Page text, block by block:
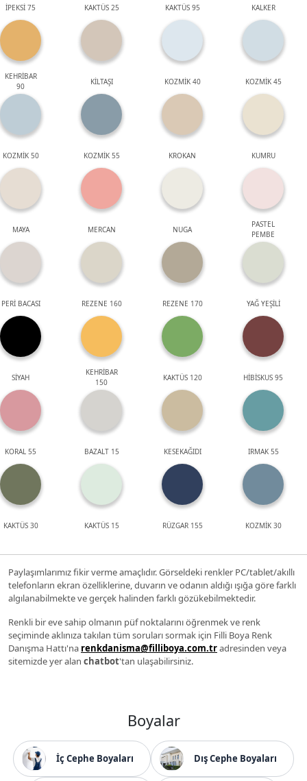
İPEKSİ 75 KAKTÜS 25 KAKTÜS 95 KALKER
KEHRİBAR
90
KİLTAŞI KOZMİK 40 KOZMİK 45
KOZMİK 50 KOZMİK 55 KROKAN KUMRU
MAYA MERCAN NUGA
PASTEL
PEMBE
PERİ BACASI REZENE 160 REZENE 170 YAĞ YEŞİLİ
SİYAH
KEHRİBAR
150
KAKTÜS 120 HİBİSKUS 95
KORAL 55 BAZALT 15 KESEKAĞIDI IRMAK 55
KAKTÜS 30 KAKTÜS 15 RÜZGAR 155 KOZMİK 30
Paylaşımlarımız fikir verme amaçlıdır. Görseldeki renkler PC/tablet/akıllı
telefonların ekran özelliklerine, duvarın ve odanın aldığı ışığa göre farklı
algılanabilmekte ve gerçek halinden farklı gözükebilmektedir.
Renkli bir eve sahip olmanın püf noktalarını öğrenmek ve renk
seçiminde aklınıza takılan tüm soruları sormak için Filli Boya Renk
Danışma Hattı'na renkdanisma@filliboya.com.tradresinden veya
sitemizde yer alan chatbot'tan ulaşabilirsiniz.
Boyalar
İç Cephe Boyaları Dış Cephe Boyaları